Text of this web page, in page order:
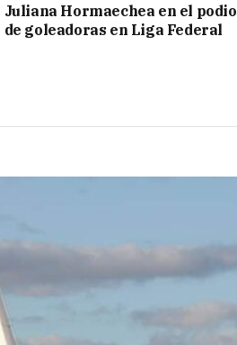
Juliana Hormaechea en el podio
de goleadoras en Liga Federal